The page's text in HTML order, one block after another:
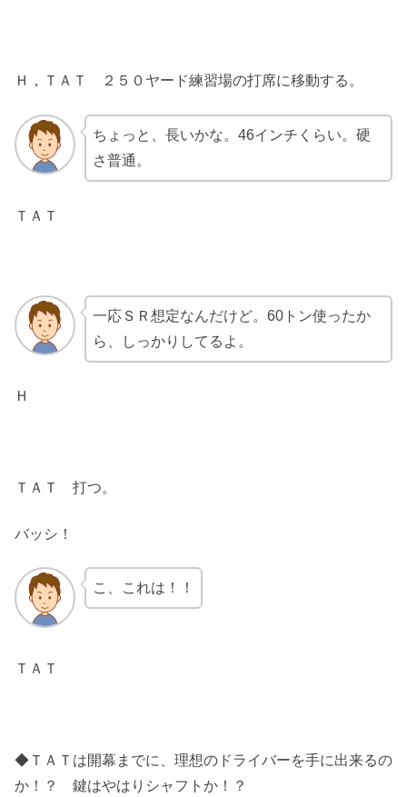
Ｈ，ＴＡＴ ２５０ヤード練習場の打席に移動する。
ちょっと、長いかな。46インチくらい。硬
さ普通。
ＴＡＴ
一応ＳＲ想定なんだけど。60トン使ったか
ら、しっかりしてるよ。
Ｈ
ＴＡＴ 打つ。
バッシ！
こ、これは！！
ＴＡＴ
◆ＴＡＴは開幕までに、理想のドライバーを手に出来るの
か！？ 鍵はやはりシャフトか！？